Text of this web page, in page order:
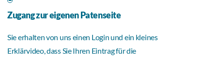
Zugang zur eigenen Patenseite
Sie erhalten von uns einen Login und ein kleines
Erklärvideo, dass Sie Ihren Eintrag für die